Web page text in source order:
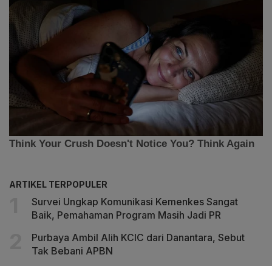
ARTIKEL TERPOPULER
Survei Ungkap Komunikasi Kemenkes Sangat
Baik, Pemahaman Program Masih Jadi PR
Purbaya Ambil Alih KCIC dari Danantara, Sebut
Tak Bebani APBN